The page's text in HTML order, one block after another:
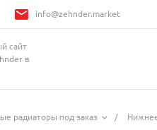
info@zehnder.market
сайт
в
радиаторы под заказ /